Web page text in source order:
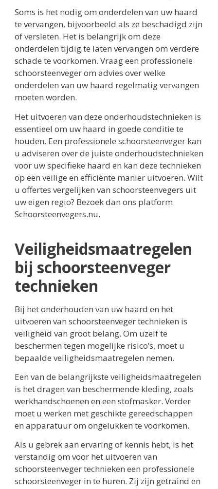
Soms is het nodig om onderdelen van uw haard
te vervangen, bijvoorbeeld als ze beschadigd zijn
of versleten. Het is belangrijk om deze
onderdelen tijdig te laten vervangen om verdere
schade te voorkomen. Vraag een professionele
schoorsteenveger om advies over welke
onderdelen van uw haard regelmatig vervangen
moeten worden.
Het uitvoeren van deze onderhoudstechnieken is
essentieel om uw haard in goede conditie te
houden. Een professionele schoorsteenveger kan
u adviseren over de juiste onderhoudstechnieken
voor uw specifieke haard en kan deze technieken
op een veilige en efficiënte manier uitvoeren. Wilt
u offertes vergelijken van schoorsteenvegers uit
uw eigen regio? Bezoek dan ons platform
Schoorsteenvegers.nu.
Veiligheidsmaatregelen
bij schoorsteenveger
technieken
Bij het onderhouden van uw haard en het
uitvoeren van schoorsteenveger technieken is
veiligheid van groot belang. Om uzelf te
beschermen tegen mogelijke risico’s, moet u
bepaalde veiligheidsmaatregelen nemen.
Een van de belangrijkste veiligheidsmaatregelen
is het dragen van beschermende kleding, zoals
werkhandschoenen en een stofmasker. Verder
moet u werken met geschikte gereedschappen
en apparatuur om ongelukken te voorkomen.
Als u gebrek aan ervaring of kennis hebt, is het
verstandig om voor het uitvoeren van
schoorsteenveger technieken een professionele
schoorsteenveger in te huren. Zij zijn getraind en